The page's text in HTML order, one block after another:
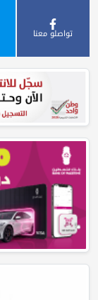
تواصلو معنا